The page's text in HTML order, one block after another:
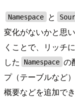
Namespace と
変化がないかと思
くことで、リッチ
した
Namespace の
プ（テーブルなど
概要などを追加で